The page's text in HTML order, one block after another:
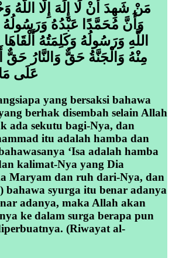
مَنْ شَهِدَ أَنْ لَا إِلَهَ إِلَّا اللَّهُ
وَأَنَّ مُحَمَّدًا عَبْدُهُ
اللَّهِ وَرَسُولُهُ وَكَلِمَتُهُ
مِنْهُ وَالْجَنَّةُ حَقٌّ وَالنَّارُ حَقٌّ
عَلَى
yang bersaksi bahawa
berhak disembah selain Allah
ada sekutu bagi-Nya, dan
itu adalah hamba dan
‘Isa adalah hamba
kalimat-Nya yang Dia
Maryam dan ruh dari-Nya, dan
bahawa syurga itu benar adanya
adanya, maka Allah akan
ke dalam surga berapa pun
(Riwayat al-